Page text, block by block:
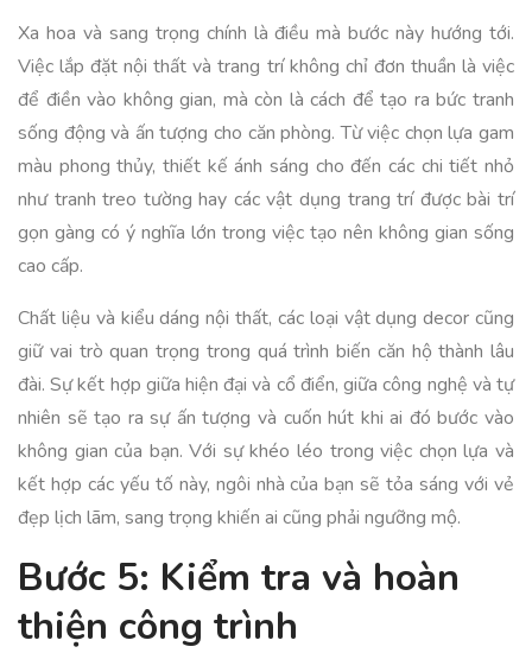
Xa hoa và sang trọng chính là điều mà bước này hướng tới.
Việc lắp đặt nội thất và trang trí không chỉ đơn thuần là việc
để điền vào không gian, mà còn là cách để tạo ra bức tranh
sống động và ấn tượng cho căn phòng. Từ việc chọn lựa gam
màu phong thủy, thiết kế ánh sáng cho đến các chi tiết nhỏ
như tranh treo tường hay các vật dụng trang trí được bài trí
gọn gàng có ý nghĩa lớn trong việc tạo nên không gian sống
cao cấp.
Chất liệu và kiểu dáng nội thất, các loại vật dụng decor cũng
giữ vai trò quan trọng trong quá trình biến căn hộ thành lâu
đài. Sự kết hợp giữa hiện đại và cổ điển, giữa công nghệ và tự
nhiên sẽ tạo ra sự ấn tượng và cuốn hút khi ai đó bước vào
không gian của bạn. Với sự khéo léo trong việc chọn lựa và
kết hợp các yếu tố này, ngôi nhà của bạn sẽ tỏa sáng với vẻ
đẹp lịch lãm, sang trọng khiến ai cũng phải ngưỡng mộ.
Bước 5: Kiểm tra và hoàn
thiện công trình